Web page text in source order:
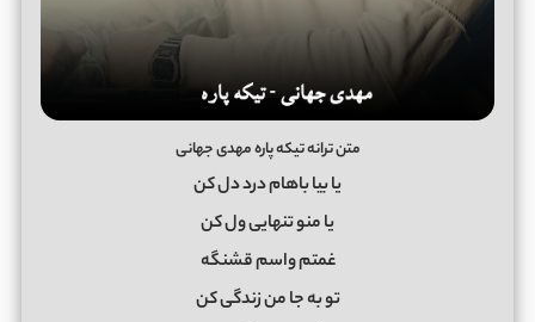
متن ترانه تیکه پاره مهدی جهانی
یا بیا باهام درد دل کن
یا منو تنهایی ول کن
غمتم واسم قشنگه
تو به جا من زندگی کن